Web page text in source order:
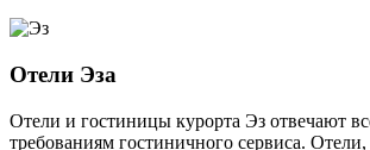
Отели Эза
Отели и гостиницы курорта Эз отвечают
требованиям гостиничного сервиса.